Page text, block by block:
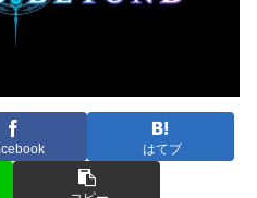
はてブ